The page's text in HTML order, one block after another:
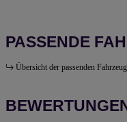
PASSENDE
Übersicht der passenden